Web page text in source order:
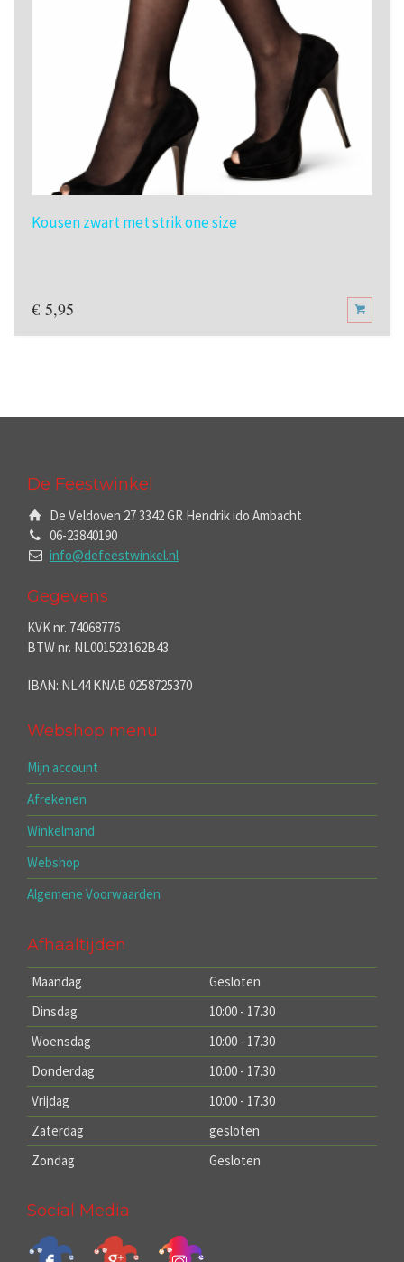
Kousen zwart met strik one size
€ 5,95
De Feestwinkel
De Veldoven 27 3342 GR Hendrik ido Ambacht
06-23840190
info@defeestwinkel.nl
Gegevens
KVK nr. 74068776
BTW nr. NL001523162B43
IBAN: NL44 KNAB 0258725370
Webshop menu
Mijn account
Afrekenen
Winkelmand
Webshop
Algemene Voorwaarden
Afhaaltijden
Maandag
Gesloten
Dinsdag
10:00 - 17.30
Woensdag
10:00 - 17.30
Donderdag
10:00 - 17.30
Vrijdag
10:00 - 17.30
Zaterdag
gesloten
Zondag
Gesloten
Social Media